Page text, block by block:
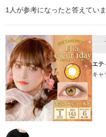
1 人が参考になったと答えてい
エテ
キャ